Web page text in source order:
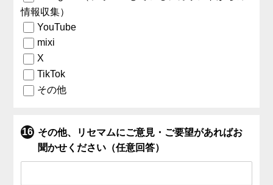
情報収集）
YouTube
mixi
X
TikTok
その他
その他、リセマムにご意見・ご要望があればお
聞かせください（任意回答）